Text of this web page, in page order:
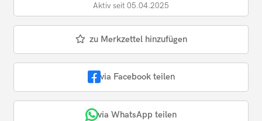
Aktiv seit 05.04.2025
zu Merkzettel hinzufügen
via Facebook teilen
via WhatsApp teilen